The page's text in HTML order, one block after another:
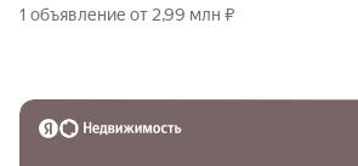
1 объявление от 2,99 млн ₽